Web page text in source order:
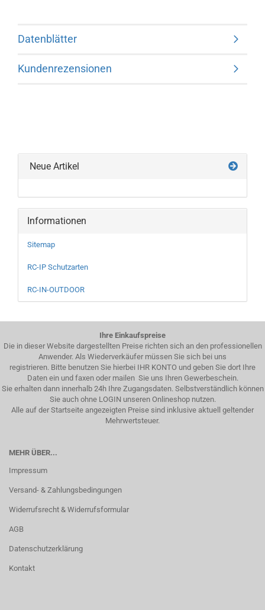
Datenblätter
Kundenrezensionen
Neue Artikel
Informationen
Sitemap
RC-IP Schutzarten
RC-IN-OUTDOOR
Ihre Einkaufspreise
Die in dieser Website dargestellten Preise richten sich an den professionellen
Anwender. Als Wiederverkäufer müssen Sie sich bei uns
registrieren. Bitte benutzen Sie hierbei IHR KONTO und geben Sie dort Ihre
Daten ein und faxen oder mailen Sie uns Ihren Gewerbeschein.
Sie erhalten dann innerhalb 24h Ihre Zugangsdaten. Selbstverständlich können
Sie auch ohne LOGIN unseren Onlineshop nutzen.
Alle auf der Startseite angezeigten Preise sind inklusive aktuell geltender
Mehrwertsteuer.
MEHR ÜBER...
Impressum
Versand- & Zahlungsbedingungen
Widerrufsrecht & Widerrufsformular
AGB
Datenschutzerklärung
Kontakt